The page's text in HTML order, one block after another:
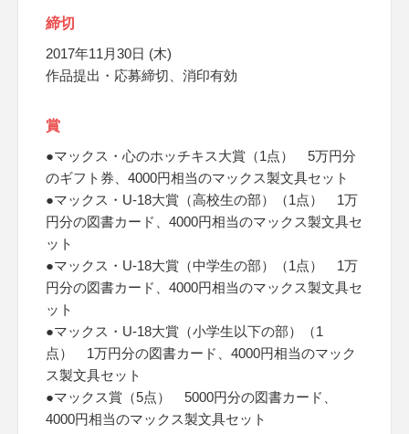
締切
2017年11月30日 (木)
作品提出・応募締切、消印有効
賞
●マックス・心のホッチキス大賞（1点） 5万円分
のギフト券、4000円相当のマックス製文具セット
●マックス・U-18大賞（高校生の部）（1点） 1万
円分の図書カード、4000円相当のマックス製文具セ
ット
●マックス・U-18大賞（中学生の部）（1点） 1万
円分の図書カード、4000円相当のマックス製文具セ
ット
●マックス・U-18大賞（小学生以下の部）（1
点） 1万円分の図書カード、4000円相当のマック
ス製文具セット
●マックス賞（5点） 5000円分の図書カード、
4000円相当のマックス製文具セット